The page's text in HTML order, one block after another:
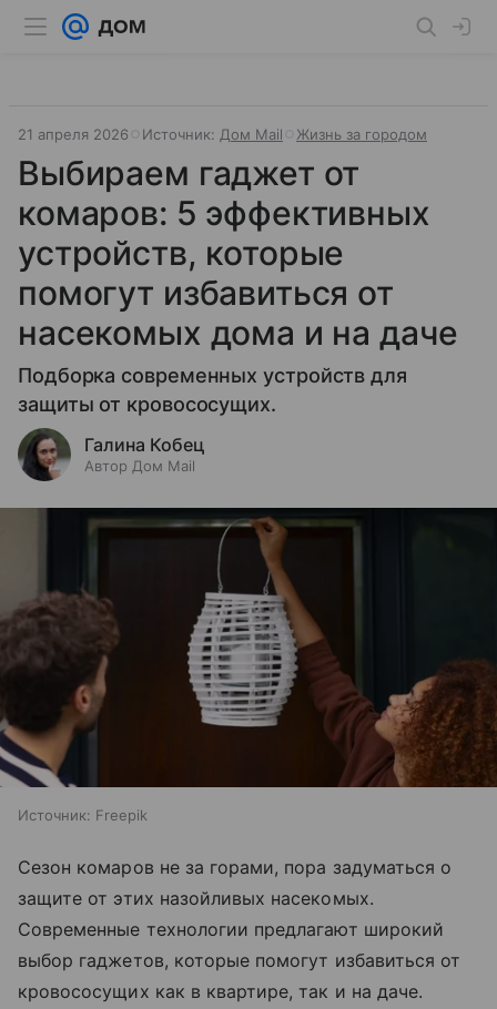
21 апреля 2026 Источник: Дом Mail Жизнь за городом
Выбираем гаджет от
комаров: 5 эффективных
устройств, которые
помогут избавиться от
насекомых дома и на даче
Подборка современных устройств для
защиты от кровососущих.
Галина Кобец
Автор Дом Mail
Источник: Freepik
Сезон комаров не за горами, пора задуматься о
защите от этих назойливых насекомых.
Современные технологии предлагают широкий
выбор гаджетов, которые помогут избавиться от
кровососущих как в квартире, так и на даче.